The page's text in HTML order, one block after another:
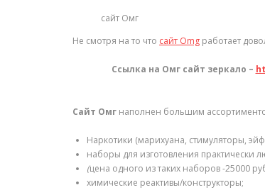
сайт Омг
Не смотря на то что сайт Omg работает
Ссылка на Омг сайт зеркало –
Сайт Омг наполнен большим
Наркотики (марихуана, стимуляторы,
наборы для изготовления практически
(цена одного из таких наборов -25000
химические реактивы/конструкторы;